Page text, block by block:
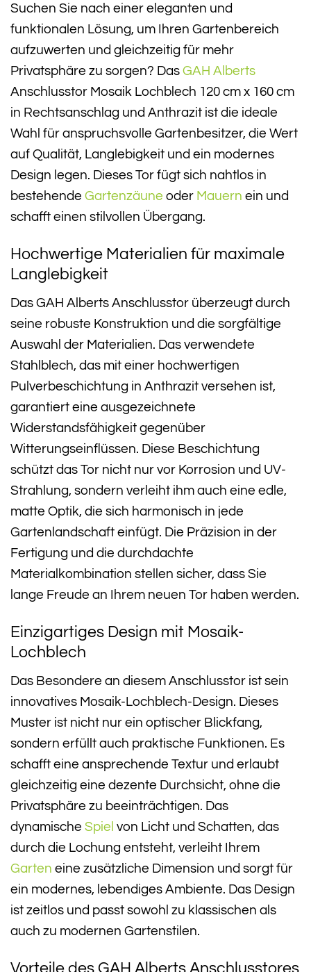
Suchen Sie nach einer eleganten und
funktionalen Lösung, um Ihren Gartenbereich
aufzuwerten und gleichzeitig für mehr
Privatsphäre zu sorgen? Das GAH Alberts
Anschlusstor Mosaik Lochblech 120 cm x 160 cm
in Rechtsanschlag und Anthrazit ist die ideale
Wahl für anspruchsvolle Gartenbesitzer, die Wert
auf Qualität, Langlebigkeit und ein modernes
Design legen. Dieses Tor fügt sich nahtlos in
bestehende Gartenzäune oder Mauern ein und
schafft einen stilvollen Übergang.
Hochwertige Materialien für maximale
Langlebigkeit
Das GAH Alberts Anschlusstor überzeugt durch
seine robuste Konstruktion und die sorgfältige
Auswahl der Materialien. Das verwendete
Stahlblech, das mit einer hochwertigen
Pulverbeschichtung in Anthrazit versehen ist,
garantiert eine ausgezeichnete
Widerstandsfähigkeit gegenüber
Witterungseinflüssen. Diese Beschichtung
schützt das Tor nicht nur vor Korrosion und UV-
Strahlung, sondern verleiht ihm auch eine edle,
matte Optik, die sich harmonisch in jede
Gartenlandschaft einfügt. Die Präzision in der
Fertigung und die durchdachte
Materialkombination stellen sicher, dass Sie
lange Freude an Ihrem neuen Tor haben werden.
Einzigartiges Design mit Mosaik-
Lochblech
Das Besondere an diesem Anschlusstor ist sein
innovatives Mosaik-Lochblech-Design. Dieses
Muster ist nicht nur ein optischer Blickfang,
sondern erfüllt auch praktische Funktionen. Es
schafft eine ansprechende Textur und erlaubt
gleichzeitig eine dezente Durchsicht, ohne die
Privatsphäre zu beeinträchtigen. Das
dynamische Spiel von Licht und Schatten, das
durch die Lochung entsteht, verleiht Ihrem
Garten eine zusätzliche Dimension und sorgt für
ein modernes, lebendiges Ambiente. Das Design
ist zeitlos und passt sowohl zu klassischen als
auch zu modernen Gartenstilen.
Vorteile des GAH Alberts Anschlusstores